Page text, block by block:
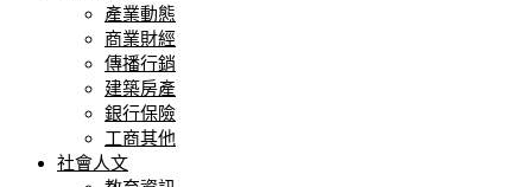
產業動態
商業財經
傳播行銷
建築房產
銀行保險
工商其他
社會人文